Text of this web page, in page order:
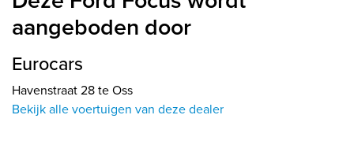
aangeboden door
Eurocars
Havenstraat 28 te Oss
Bekijk alle voertuigen van deze dealer